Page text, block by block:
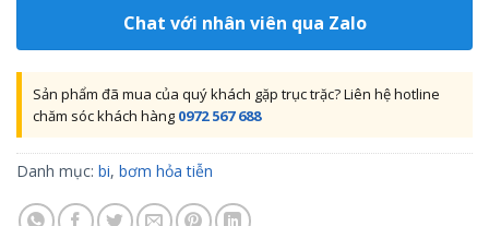
Chat với nhân viên qua Zalo
Sản phẩm đã mua của quý khách gặp trục trặc? Liên hệ hotline
chăm sóc khách hàng 0972 567 688
Danh mục: bi, bơm hỏa tiễn